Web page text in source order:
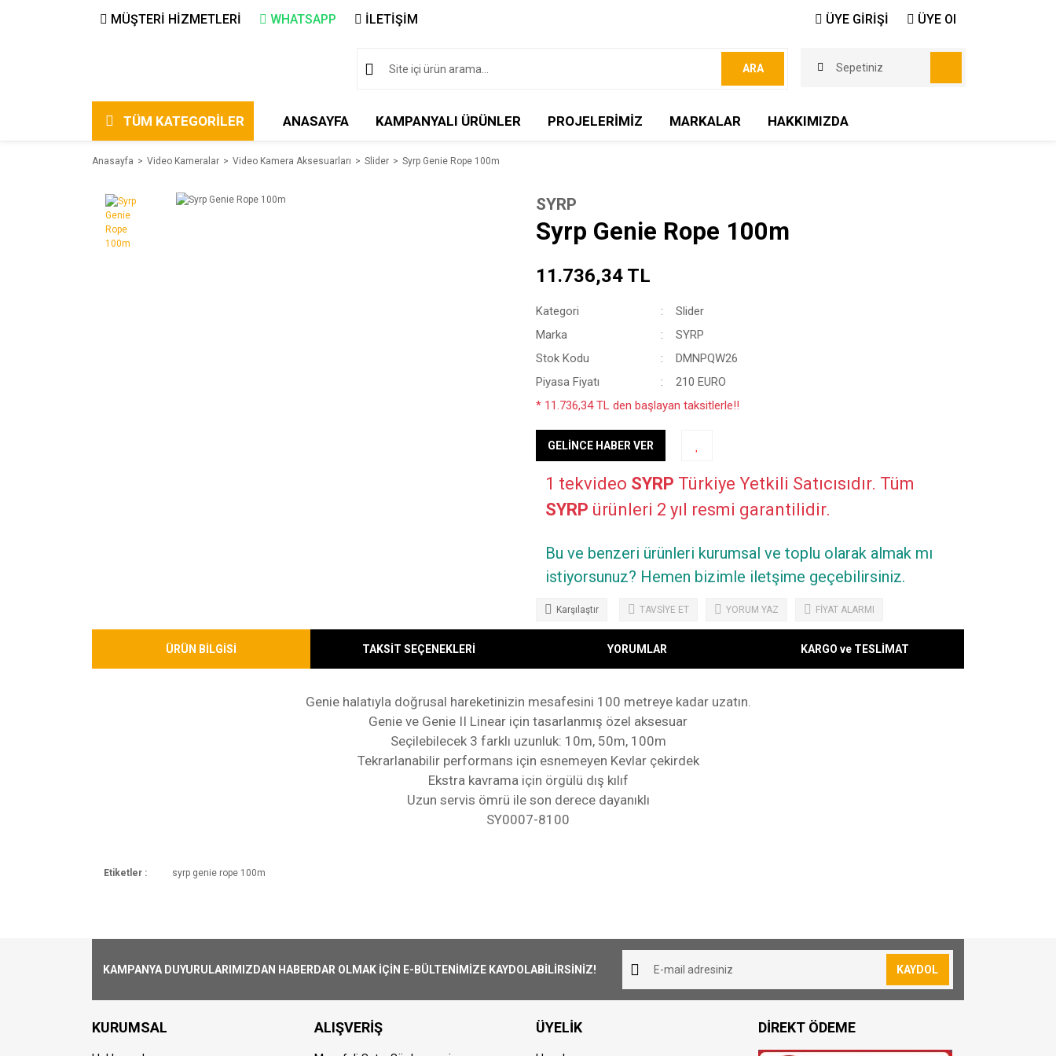
MÜŞTERİ HİZMETLERİ WHATSAPP İLETİŞİM ÜYE GİRİŞİ ÜYE Ol
ARA Sepetiniz
TÜM KATEGORİLER ANASAYFA KAMPANYALI ÜRÜNLER PROJELERİMİZ MARKALAR HAKKIMIZDA
Anasayfa Video Kameralar Video Kamera Aksesuarları Slider Syrp Genie Rope 100m
SYRP
Syrp Genie Rope 100m
11.736,34 TL
Kategori
Slider
Marka
SYRP
Stok Kodu
DMNPQW26
Piyasa Fiyatı
210 EURO
* 11.736,34 TL den başlayan taksitlerle!!
GELİNCE HABER VER
1 tekvideo SYRP Türkiye Yetkili Satıcısıdır. Tüm
SYRP ürünleri 2 yıl resmi garantilidir.
Bu ve benzeri ürünleri kurumsal ve toplu olarak almak mı
istiyorsunuz? Hemen bizimle iletşime geçebilirsiniz.
Karşılaştır TAVSİYE ET YORUM YAZ FİYAT ALARMI
ÜRÜN BİLGİSİ TAKSİT SEÇENEKLERİ YORUMLAR KARGO ve TESLİMAT
Genie halatıyla doğrusal hareketinizin mesafesini 100 metreye kadar uzatın.
Genie ve Genie II Linear için tasarlanmış özel aksesuar
Seçilebilecek 3 farklı uzunluk: 10m, 50m, 100m
Tekrarlanabilir performans için esnemeyen Kevlar çekirdek
Ekstra kavrama için örgülü dış kılıf
Uzun servis ömrü ile son derece dayanıklı
SY0007-8100
1000₺ Üstü siparişlerin tümü Türkiye'nin her yerine ücretsiz olarak gönderilmektedir. 1000₺ altında kalan siparişler için 30₺ kargo ücreti
alınmaktadır.
Aynı Gün Kargo
Saat 15:00'a kadar vermiş olduğunuz sipariş aynı günde kargoya teslim edilmektedir. Teslimat süresi bulunmuş olduğunuz konuma göre
farklılık gösterebilmektedir. Saat 15:00'dan sonra vermiş olduğunuz siparişler ertisi ilk iş günü kargoya teslim edilmektedir
Etiketler : syrp genie rope 100m
KAMPANYA DUYURULARIMIZDAN HABERDAR OLMAK İÇİN E-BÜLTENİMİZE KAYDOLABİLİRSİNİZ! KAYDOL
KURUMSAL ALIŞVERİŞ ÜYELİK DİREKT ÖDEME